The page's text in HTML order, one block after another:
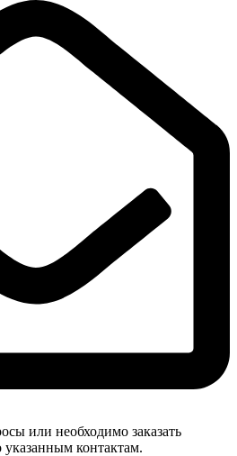
или необходимо заказать
указанным контактам.